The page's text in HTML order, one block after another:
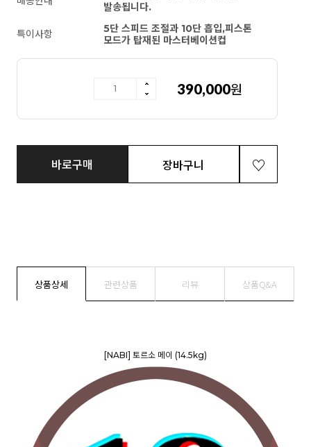
발송됩니다.
특이사항
5단 스피드 조절과 10단 흡입,피스톤
모드가 탑재된 마스터베이션컵
[NABI] 토르소 메이 (14.5kg) 390,000원
바로구매 장바구니
상품상세 관련상품 리뷰 상품Q&A
[NABI] 토르소 메이 (14.5kg)